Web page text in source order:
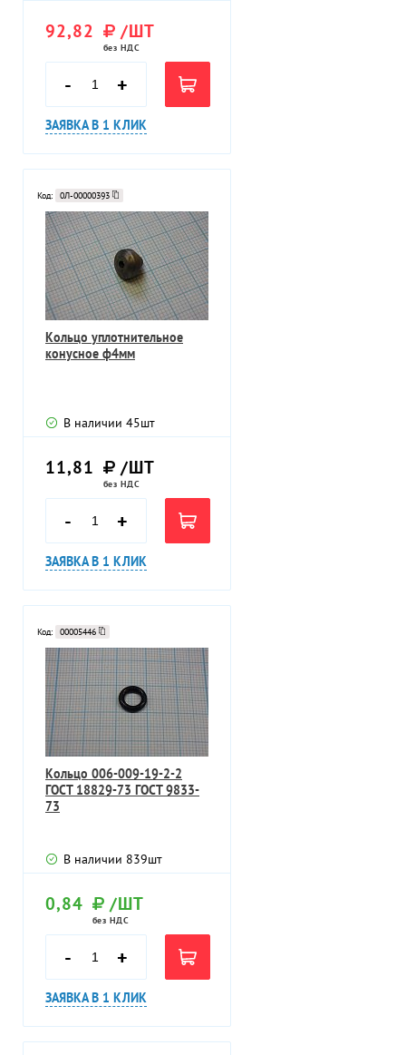
92,82 /ШТ
без НДС
- +
ЗАЯВКА В 1 КЛИК
Код: 0Л-00000393
Кольцо уплотнительное
конусное ф4мм
В наличии 45шт
11,81 /ШТ
без НДС
- +
ЗАЯВКА В 1 КЛИК
Код: 00005446
Кольцо 006-009-19-2-2
ГОСТ 18829-73 ГОСТ 9833-
73
В наличии 839шт
0,84 /ШТ
без НДС
- +
ЗАЯВКА В 1 КЛИК